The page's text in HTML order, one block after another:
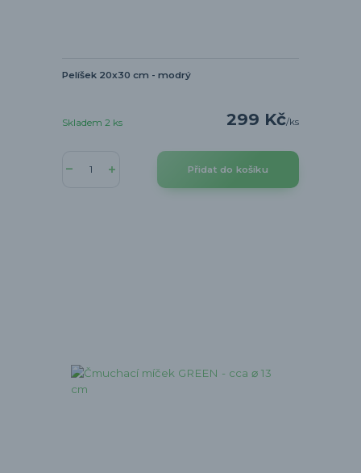
Pelíšek 20x30 cm - modrý
299 Kč/ks
Skladem 2 ks
Přidat do košíku